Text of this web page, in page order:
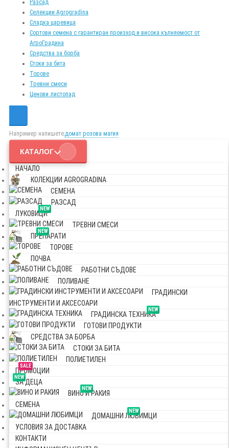
Разсад
Селекции Agrogradina
Сладка царевица
Сортови семена с гарантиран произход и висока кълняемост от
АгроГрадина
Средства за борба
Стоки за бита
Торове
Тревни смеси
Ценови листопад
Например напишете,домат розова магия
КАТАЛОГ
НАЧАЛО
КОЛЕКЦИИ AGROGRADINA
СЕМЕНА
РАЗСАД
NEW
ЛУКОВИЦИ
ТРЕВНИ СМЕСИ
NEW
ПРЕПАРАТИ
ТОРОВЕ
ПОЧВА
РАБОТНИ СЪДОВЕ
ПОЛИВАНЕ
ГРАДИНСКИ
ИНСТРУМЕНТИ И АКСЕСОАРИ
NEW
ГРАДИНСКА ТЕХНИКА
ГОТОВИ ПРОДУКТИ
СРЕДСТВА ЗА БОРБА
СТОКИ ЗА БИТА
ПОЛИЕТИЛЕН
SALE
ПРОМОЦИИ
NEW
ЗА ДЕЦА
NEW
ВИНО И РАКИЯ
СЕМЕНА
NEW
ДОМАШНИ ЛЮБИМЦИ
УСЛОВИЯ ЗА ДОСТАВКА
КОНТАКТИ